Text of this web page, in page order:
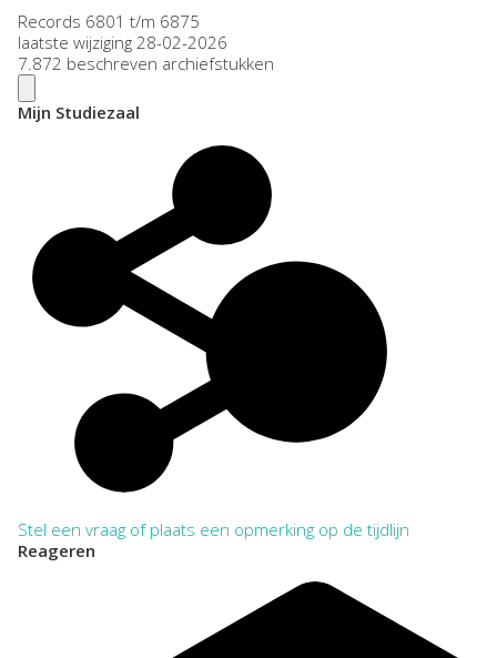
Records 6801 t/m 6875
laatste wijziging 28-02-2026
7.872 beschreven archiefstukken
Mijn Studiezaal
Stel een vraag of plaats een opmerking op de tijdlijn
Reageren